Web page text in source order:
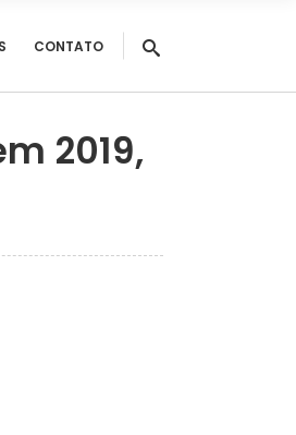
CONTATO
2019,